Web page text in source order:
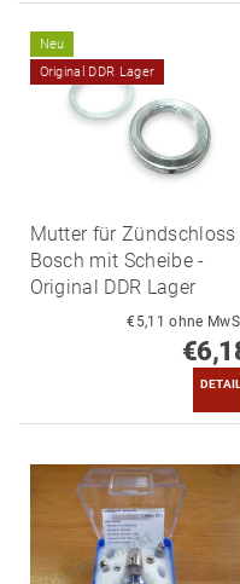
Neu
Original DDR Lager
Mutter für Zündschloss
Bosch mit Scheibe -
Original DDR Lager
€5,11 ohne